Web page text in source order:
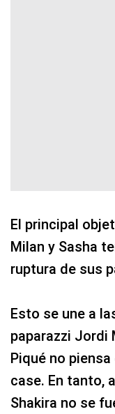
El principal
Milan y Sasha
ruptura de sus
Esto se une a
paparazzi Jordi
Piqué no
case. En tanto,
Shakira no se